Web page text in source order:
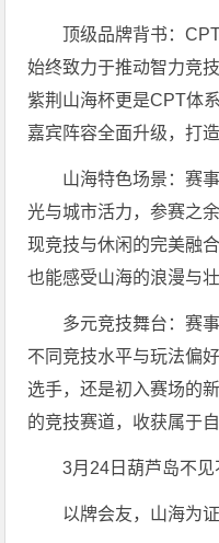
顶级品牌背书：
始终致力于推动智力竞
紫荆山海杯更是CPT体
嘉宾阵容全面升级，打
山海特色场景：赛
光与城市活力，参赛之
现竞技与休闲的完美融
也能感受山海的浪漫与壮
多元竞技舞台：赛
不同竞技水平与玩法偏
选手，还是初入赛场的
的竞技赛道，收获属于
3月24日葫芦岛不见
以牌会友，山海为证